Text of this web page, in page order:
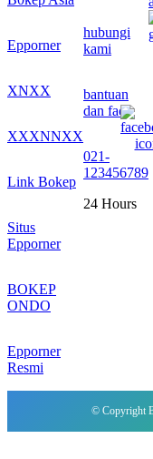
Epporner
XNXX
XXXNNXX
Link Bokep
Situs
Epporner
BOKEP
ONDO
Epporner
Resmi
hubungi
kami
bantuan
dan faq
021-
123456789
24 Hours
© Copyright